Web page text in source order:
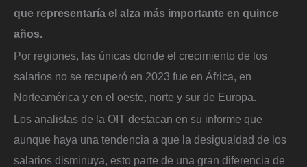
que representaría el alza más importante en quince
años.
Por regiones, las únicas donde el crecimiento de los
salarios no se recuperó en 2023 fue en África, en
Norteamérica y en el oeste, norte y sur de Europa.
Los analistas de la OIT destacan en su informe que
aunque haya una tendencia a que la desigualdad de los
salarios disminuya, esto parte de una gran diferencia de